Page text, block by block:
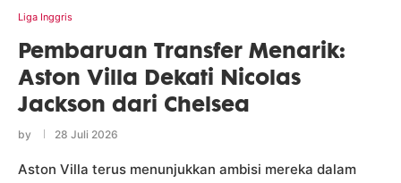
Liga Inggris
Pembaruan Transfer Menarik:
Aston Villa Dekati Nicolas
Jackson dari Chelsea
by 28 Juli 2026
Aston Villa terus menunjukkan ambisi mereka dalam